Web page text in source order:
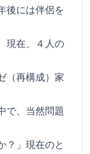
後には伴侶を
現在、４人の
（再構成）家
で、当然問題
？」現在のと